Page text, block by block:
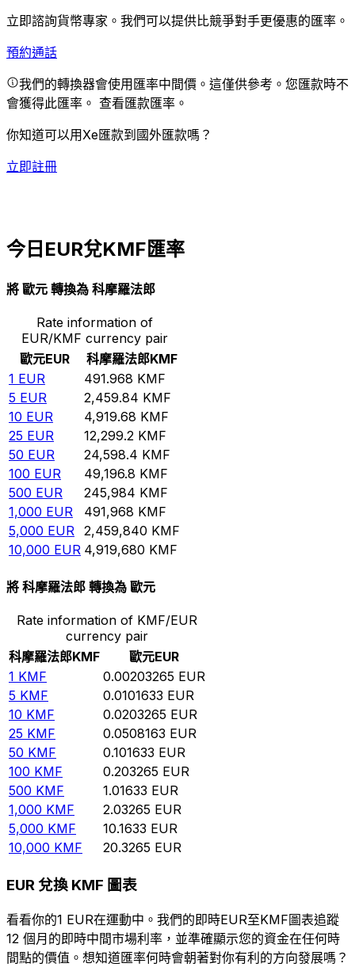
立即諮詢貨幣專家。 我們可以提供比競爭對手更優惠的匯率。
預約通話
我們的轉換器會使用匯率中間價。這僅供參考。您匯款時不
會獲得此匯率。 查看匯款匯率。
你知道可以用Xe匯款到國外匯款嗎？
立即註冊
今日EUR兌KMF匯率
將 歐元 轉換為 科摩羅法郎
Rate information of
EUR/KMF currency pair
歐元EUR 科摩羅法郎KMF
1 EUR 491.968 KMF
5 EUR 2,459.84 KMF
10 EUR 4,919.68 KMF
25 EUR 12,299.2 KMF
50 EUR 24,598.4 KMF
100 EUR 49,196.8 KMF
500 EUR 245,984 KMF
1,000 EUR 491,968 KMF
5,000 EUR 2,459,840 KMF
10,000 EUR 4,919,680 KMF
將 科摩羅法郎 轉換為 歐元
Rate information of KMF/EUR
currency pair
科摩羅法郎KMF 歐元EUR
1 KMF 0.00203265 EUR
5 KMF 0.0101633 EUR
10 KMF 0.0203265 EUR
25 KMF 0.0508163 EUR
50 KMF 0.101633 EUR
100 KMF 0.203265 EUR
500 KMF 1.01633 EUR
1,000 KMF 2.03265 EUR
5,000 KMF 10.1633 EUR
10,000 KMF 20.3265 EUR
EUR 兌換 KMF 圖表
看看你的1 EUR在運動中。我們的即時EUR至KMF圖表追蹤
12 個月的即時中間市場利率，並準確顯示您的資金在任何時
間點的價值。想知道匯率何時會朝著對你有利的方向發展嗎？